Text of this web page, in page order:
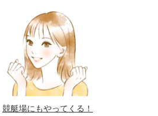
競艇場にもやってくる！